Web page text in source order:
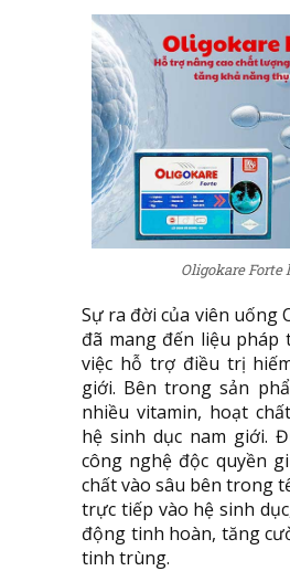
Oligokare Forte
Sự ra đời của viên uống
đã mang đến liệu
việc hỗ trợ điều trị
giới. Bên trong sản
nhiều vitamin, hoạt
hệ sinh dục nam giới.
công nghệ độc quyền
chất vào sâu bên trong
trực tiếp vào hệ sinh
động tinh hoàn, tăng
tinh trùng.